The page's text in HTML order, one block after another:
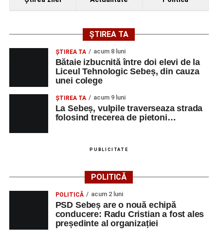
ȘTIREA TA
ŞTIREA TA acum 8 luni
Bătaie izbucnită între doi elevi de la
Liceul Tehnologic Sebeș, din cauza
unei colege
ŞTIREA TA acum 9 luni
La Sebeș, vulpile traverseaza strada
folosind trecerea de pietoni…
PUBLICITATE
POLITICĂ
POLITICĂ acum 2 luni
PSD Sebeș are o nouă echipă
conducere: Radu Cristian a fost ales
președinte al organizației